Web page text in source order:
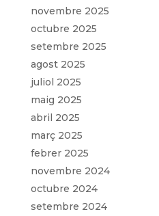
novembre 2025
octubre 2025
setembre 2025
agost 2025
juliol 2025
maig 2025
abril 2025
març 2025
febrer 2025
novembre 2024
octubre 2024
setembre 2024